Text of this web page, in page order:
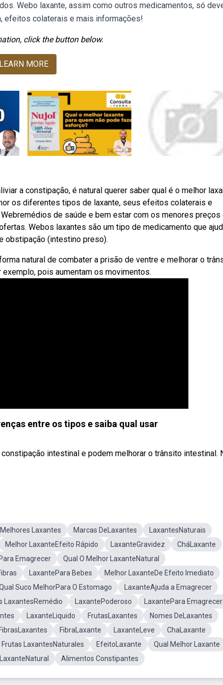
Webo laxante, assim como outros medicamentos, só
efeitos colaterais e mais informações!
click the button below.
LEARN MORE
a constipação, é natural querer saber qual é o melhor
os diferentes tipos de laxante, seus efeitos colaterais e
de saúde e bem estar com os menores preços
Webos laxantes são um tipo de medicamento que
obstipação (intestino preso).
natural de combater a prisão de ventre e melhorar o
pois aumentam os movimentos.
entre os tipos e saiba qual usar
intestinal e podem melhorar o trânsito intestinal.
Melhores Laxantes Marcas DeLaxantes
LaxantesNaturais
Melhor LaxanteEfeito Rápido LaxanteGravidez
CháLaxante
Emagrecer
Qual O Melhor LaxanteNatural
LaxantePara Bebes
Melhor LaxanteDe Efeito Imediato
Suco MelhorPara O Estomago
LaxanteAjuda a Emagrecer
LaxantesRemédio LaxantePoderoso
LaxantePara Emagrecer
LaxanteLiquido FrutasLaxantes
Nomes DeLaxantes
FibrasLaxantes FibraLaxante LaxanteLeve
ChaLaxante
Frutas LaxantesNaturales EfeitoLaxante
Qual Melhor Laxante
Alimentos Constipantes